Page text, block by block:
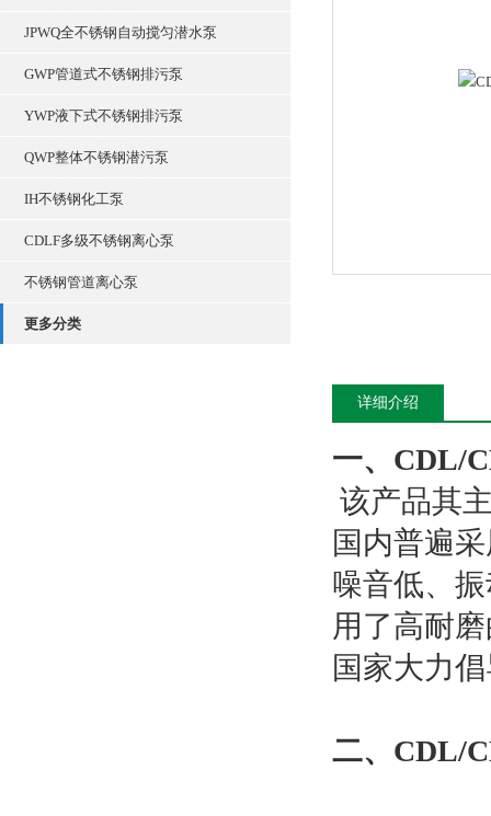
JPWQ全不锈钢自动搅匀潜水泵
GWP管道式不锈钢排污泵
YWP液下式不锈钢排污泵
QWP整体不锈钢潜污泵
IH不锈钢化工泵
CDLF多级不锈钢离心泵
不锈钢管道离心泵
更多分类
详细介绍
一、 CDL/
该产品其
国内普遍
噪音低、
用了高耐
国家大力
二、 CDL/